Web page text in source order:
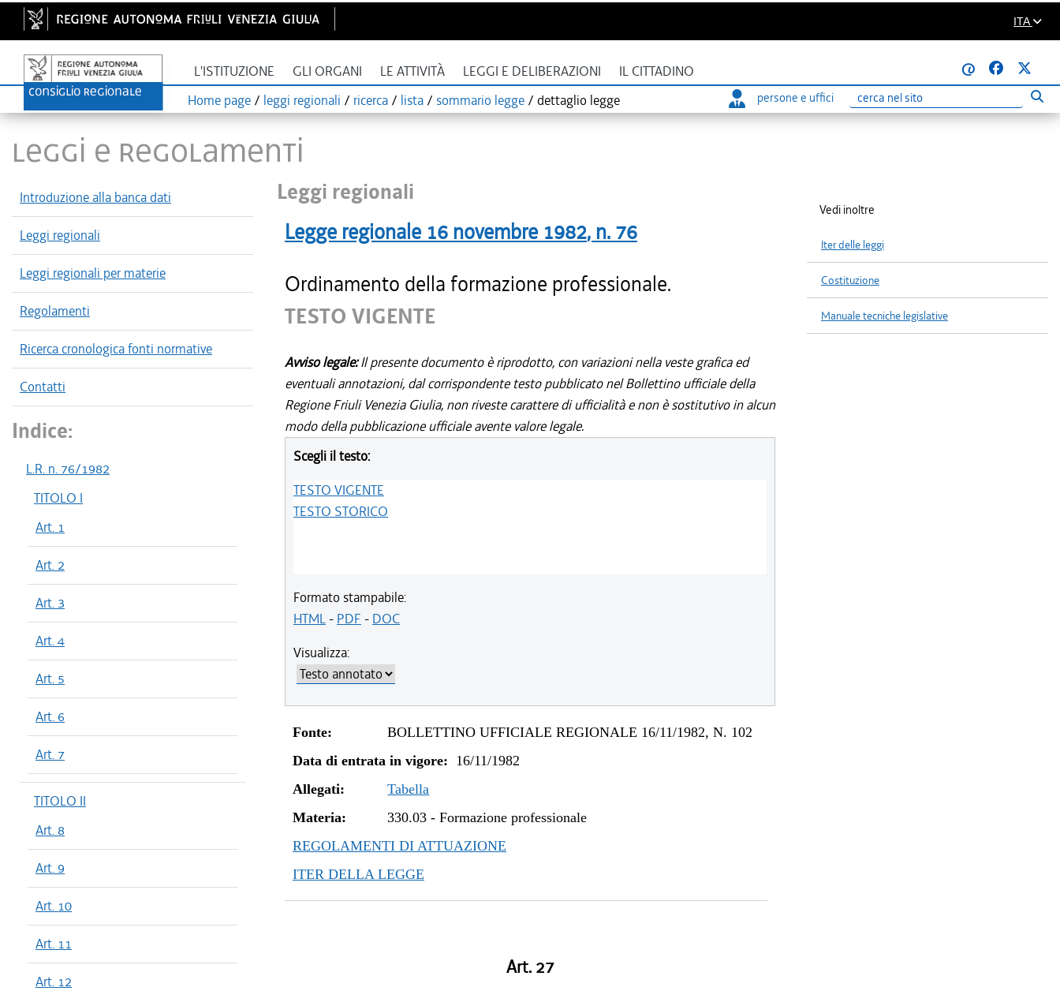
ITA
L'ISTITUZIONE GLI ORGANI LE ATTIVITÀ LEGGI E DELIBERAZIONI IL CITTADINO
@
Home page / leggi regionali / ricerca / lista / sommario legge / dettaglio legge persone e uffici
Ricerca
LEGGI E REGOLAMENTI
Introduzione alla banca dati
Leggi regionali
Leggi regionali per materie
Regolamenti
Ricerca cronologica fonti normative
Contatti
Indice:
L.R. n. 76/1982
TITOLO I
Art. 1
Art. 2
Art. 3
Art. 4
Art. 5
Art. 6
Art. 7
TITOLO II
Art. 8
Art. 9
Art. 10
Art. 11
Art. 12
Leggi regionali
Legge regionale 16 novembre 1982, n. 76
Ordinamento della formazione professionale.
TESTO VIGENTE
Avviso legale:Il presente documento è riprodotto, con variazioni nella veste grafica ed
eventuali annotazioni, dal corrispondente testo pubblicato nel Bollettino ufficiale della
Regione Friuli Venezia Giulia, non riveste carattere di ufficialità e non è sostitutivo in alcun
modo della pubblicazione ufficiale avente valore legale.
Scegli il testo:
TESTO VIGENTE
TESTO STORICO
Formato stampabile:
HTML- PDF - DOC
Visualizza:
Fonte:
BOLLETTINO UFFICIALE REGIONALE 16/11/1982, N. 102
Data di entrata in vigore: 16/11/1982
Allegati:
Tabella
Materia:
330.03 -Formazione professionale
REGOLAMENTI DI ATTUAZIONE
ITER DELLA LEGGE
Art. 27
Vedi inoltre
Iter delle leggi
Costituzione
Manuale tecniche legislative